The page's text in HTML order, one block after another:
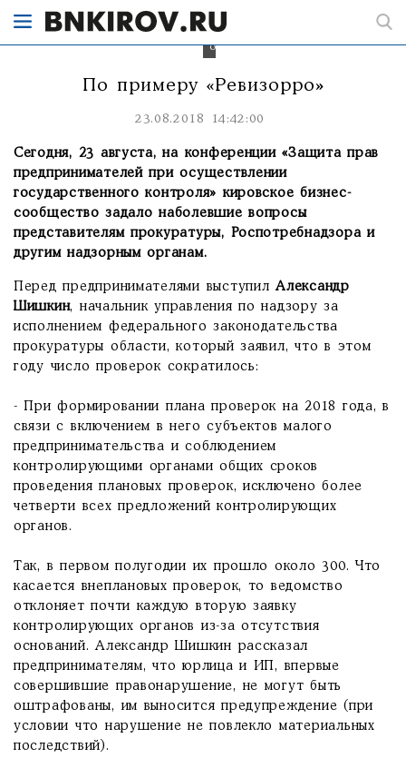
заведении
общепита.
По примеру «Ревизорро»
23.08.2018 14:42:00
Сегодня, 23 августа, на конференции «Защита прав
предпринимателей при осуществлении
государственного контроля» кировское бизнес-
сообщество задало наболевшие вопросы
представителям прокуратуры, Роспотребнадзора и
другим надзорным органам.
Перед предпринимателями выступилАлександр
Шишкин, начальник управления по надзору за
исполнением федерального законодательства
прокуратуры области, который заявил, что в этом
году число проверок сократилось:
- При формировании плана проверок на 2018 года, в
связи с включением в него субъектов малого
предпринимательства и соблюдением
контролирующими органами общих сроков
проведения плановых проверок, исключено более
четверти всех предложений контролирующих
органов.
Так, в первом полугодии их прошло около 300. Что
касается внеплановых проверок, то ведомство
отклоняет почти каждую вторую заявку
контролирующих органов из-за отсутствия
оснований. Александр Шишкин рассказал
предпринимателям, что юрлица и ИП, впервые
совершившие правонарушение, не могут быть
оштрафованы, им выносится предупреждение (при
условии что нарушение не повлекло материальных
последствий).